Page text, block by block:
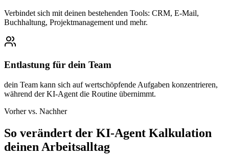
Verbindet sich mit deinen bestehenden Tools: CRM, E-Mail,
Buchhaltung, Projektmanagement und mehr.
Entlastung für dein Team
dein Team kann sich auf wertschöpfende Aufgaben konzentrieren,
während der KI-Agent die Routine übernimmt.
Vorher vs. Nachher
So verändert der KI-Agent Kalkulation
deinen Arbeitsalltag